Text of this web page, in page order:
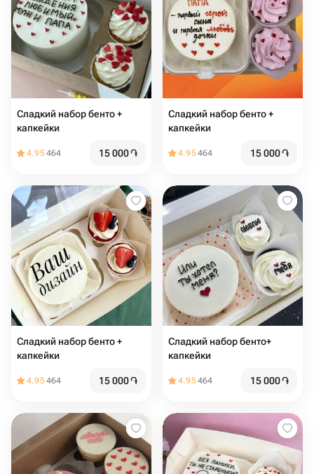
Сладкий набор бенто +
капкейки
4.95464 15 000֏
Сладкий набор бенто +
капкейки
4.95464 15 000֏
Сладкий набор бенто +
капкейки
4.95464 15 000֏
Сладкий набор бенто+
капкейки
4.95464 15 000֏